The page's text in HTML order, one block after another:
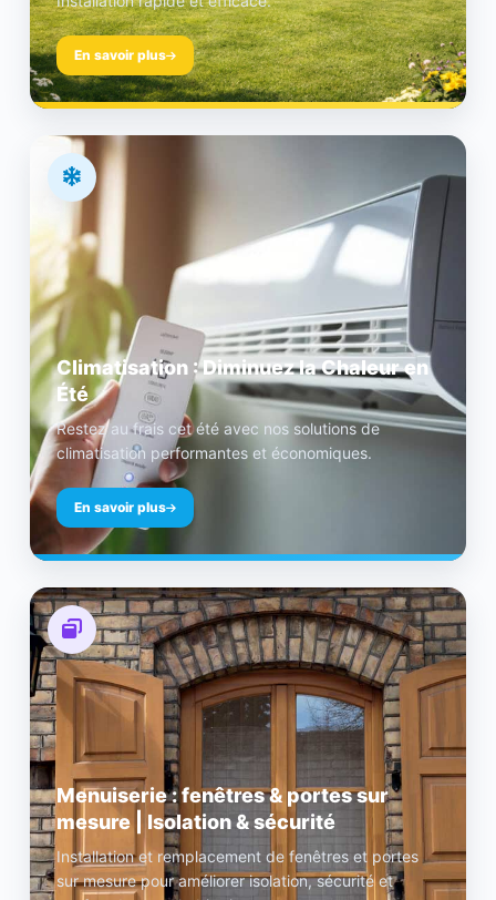
En savoir plus
Climatisation : Diminuez la Chaleur en
Été
Restez au frais cet été avec nos solutions de
climatisation performantes et économiques.
En savoir plus
Menuiserie : fenêtres & portes sur
mesure | Isolation & sécurité
Installation et remplacement de fenêtres et portes
sur mesure pour améliorer isolation, sécurité et